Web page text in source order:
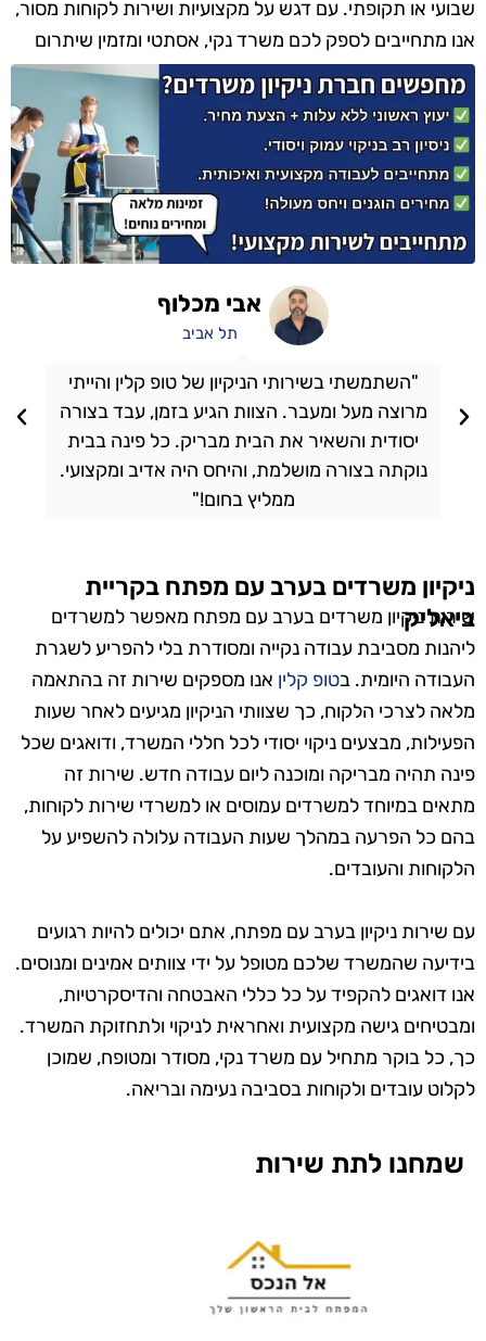
שבועי או תקופתי. עם דגש על מקצועיות ושירות לקוחות מסור,
אנו מתחייבים לספק לכם משרד נקי, אסתטי ומזמין שיתרום
לתחושת הרווחה והנוחות של כל עובד ומבקר.
"השתמשתי בשירותי הניקיון של טופ קלין והייתי
מרוצה מעל ומעבר. הצוות הגיע בזמן, עבד בצורה
יסודית והשאיר את הבית מבריק. כל פינה בבית
נוקתה בצורה מושלמת, והיחס היה אדיב ומקצועי.
ממליץ בחום!"
אבי מכלוף
תל אביב
ניקיון משרדים בערב עם מפתח בקריית
ביאליק
שירות ניקיון משרדים בערב עם מפתח מאפשר למשרדים
ליהנות מסביבת עבודה נקייה ומסודרת בלי להפריע לשגרת
העבודה היומית. בטופ קלין אנו מספקים שירות זה בהתאמה
מלאה לצרכי הלקוח, כך שצוותי הניקיון מגיעים לאחר שעות
הפעילות, מבצעים ניקוי יסודי לכל חללי המשרד, ודואגים שכל
פינה תהיה מבריקה ומוכנה ליום עבודה חדש. שירות זה
מתאים במיוחד למשרדים עמוסים או למשרדי שירות לקוחות,
בהם כל הפרעה במהלך שעות העבודה עלולה להשפיע על
הלקוחות והעובדים.
עם שירות ניקיון בערב עם מפתח, אתם יכולים להיות רגועים
בידיעה שהמשרד שלכם מטופל על ידי צוותים אמינים ומנוסים.
אנו דואגים להקפיד על כל כללי האבטחה והדיסקרטיות,
ומבטיחים גישה מקצועית ואחראית לניקוי ולתחזוקת המשרד.
כך, כל בוקר מתחיל עם משרד נקי, מסודר ומטופח, שמוכן
לקלוט עובדים ולקוחות בסביבה נעימה ובריאה.
שמחנו לתת שירות